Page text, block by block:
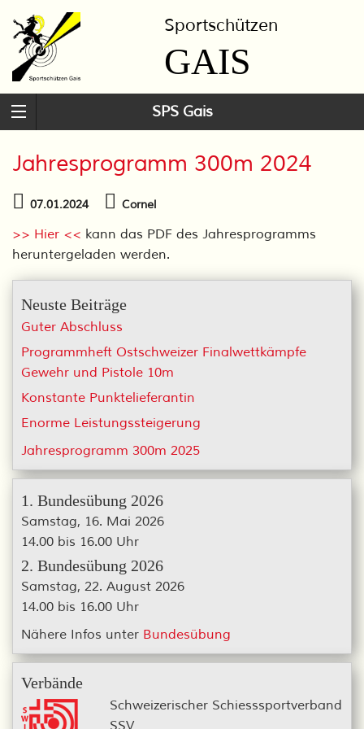
Sportschützen
GAIS
SPS Gais
Jahresprogramm 300m 2024
07.01.2024 Cornel
>> Hier << kann das PDF des Jahresprogramms
heruntergeladen werden.
Neuste Beiträge
Guter Abschluss
Programmheft Ostschweizer Finalwettkämpfe
Gewehr und Pistole 10m
Konstante Punktelieferantin
Enorme Leistungssteigerung
Jahresprogramm 300m 2025
1. Bundesübung 2026
Samstag, 16. Mai 2026
14.00 bis 16.00 Uhr
2. Bundesübung 2026
Samstag, 22. August 2026
14.00 bis 16.00 Uhr
Nähere Infos unter Bundesübung
Verbände
Schweizerischer Schiesssportverband